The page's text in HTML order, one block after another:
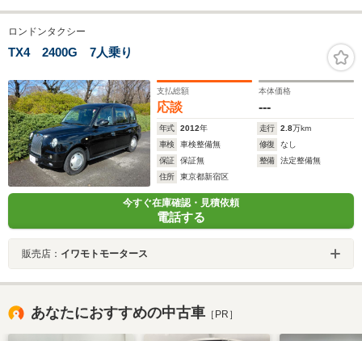
ロンドンタクシー
TX4 2400G 7人乗り
支払総額
応談
本体価格
---
年式 2012年 走行 2.8万km
車検
車検整備無 修復
なし
保証
保証無 整備
法定整備無
住所
東京都新宿区
今すぐ在庫確認・見積依頼
電話する
販売店： イワモトモータース
あなたにおすすめの中古車 ［PR］